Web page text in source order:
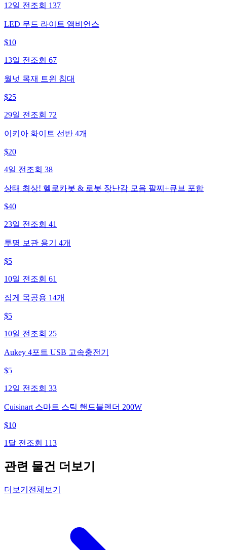
12일 전 조회 137
LED 무드 라이트 앰비언스
$10
13일 전 조회 67
월넛 목재 트윈 침대
$25
29일 전 조회 72
이키아 화이트 선반 4개
$20
4일 전 조회 38
상태 최상! 헬로카봇 & 로봇 장난감 모음 팔찌+큐브 포함
$40
23일 전 조회 41
투명 보관 용기 4개
$5
10일 전 조회 61
집게 목공용 14개
$5
10일 전 조회 25
Aukey 4포트 USB 고속충전기
$5
12일 전 조회 33
Cuisinart 스마트 스틱 핸드블렌더 200W
$10
1달 전 조회 113
관련 물건 더보기
더보기 전체보기